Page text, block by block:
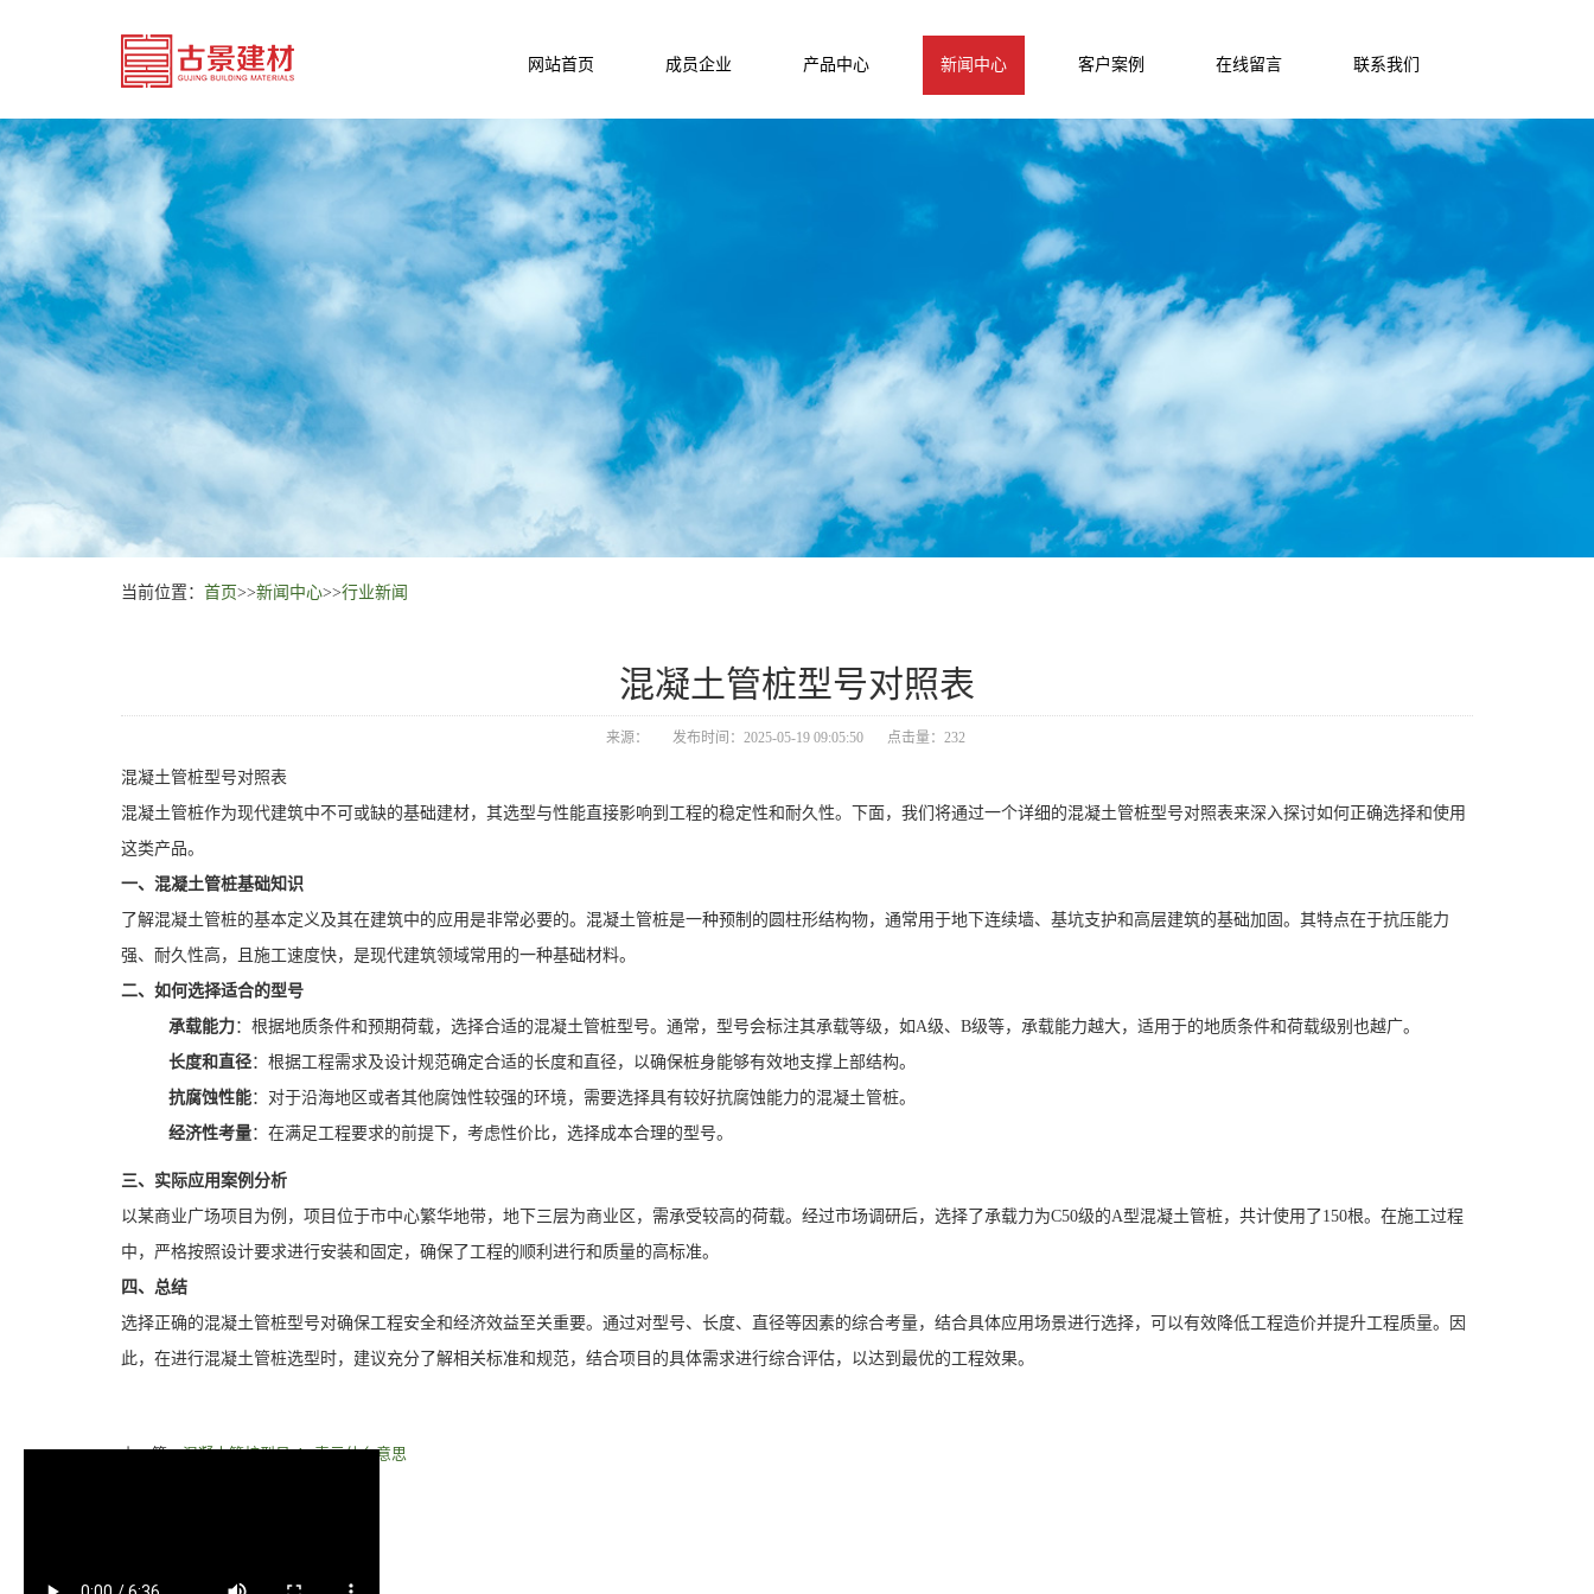
网站首页 成员企业 产品中心 新闻中心 客户案例 在线留言 联系我们
当前位置： 首页>>新闻中心>>行业新闻
混凝土管桩型号对照表
来源： 发布时间：2025-05-19 09:05:50 点击量：232
混凝土管桩型号对照表
混凝土管桩作为现代建筑中不可或缺的基础建材，其选型与性能直接影响到工程的稳定性和耐久性。下面，我们将通过一个详细的混凝土管桩型号对照表来深入探讨如何正确选择和使用
这类产品。
一、混凝土管桩基础知识
了解混凝土管桩的基本定义及其在建筑中的应用是非常必要的。混凝土管桩是一种预制的圆柱形结构物，通常用于地下连续墙、基坑支护和高层建筑的基础加固。其特点在于抗压能力
强、耐久性高，且施工速度快，是现代建筑领域常用的一种基础材料。
二、如何选择适合的型号
承载能力：根据地质条件和预期荷载，选择合适的混凝土管桩型号。通常，型号会标注其承载等级，如A级、B级等，承载能力越大，适用于的地质条件和荷载级别也越广。
长度和直径：根据工程需求及设计规范确定合适的长度和直径，以确保桩身能够有效地支撑上部结构。
抗腐蚀性能：对于沿海地区或者其他腐蚀性较强的环境，需要选择具有较好抗腐蚀能力的混凝土管桩。
经济性考量：在满足工程要求的前提下，考虑性价比，选择成本合理的型号。
三、实际应用案例分析
以某商业广场项目为例，项目位于市中心繁华地带，地下三层为商业区，需承受较高的荷载。经过市场调研后，选择了承载力为C50级的A型混凝土管桩，共计使用了150根。在施工过程
中，严格按照设计要求进行安装和固定，确保了工程的顺利进行和质量的高标准。
四、总结
选择正确的混凝土管桩型号对确保工程安全和经济效益至关重要。通过对型号、长度、直径等因素的综合考量，结合具体应用场景进行选择，可以有效降低工程造价并提升工程质量。因
此，在进行混凝土管桩选型时，建议充分了解相关标准和规范，结合项目的具体需求进行综合评估，以达到最优的工程效果。
上一篇：混凝土管桩型号phc表示什么意思